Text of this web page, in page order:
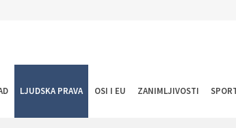
LJUDSKA PRAVA OSI I EU ZANIMLJIVOSTI